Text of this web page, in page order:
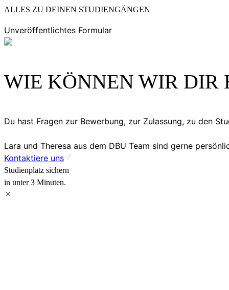
ALLES ZU DEINEN STUDIENGÄNGEN
Unveröffentlichtes Formular
WIE KÖNNEN WIR DIR
Du hast Fragen zur Bewerbung, zur Zulassung, zu den
Lara und Theresa aus dem DBU Team sind gerne
Kontaktiere uns
Studienplatz sichern
in unter 3 Minuten.